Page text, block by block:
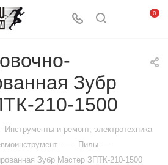
0
Зубр
210-1500
Инструменты и ремонт, электротехника
— Пилы —
Зубр Мастер ЗПТК-210-1500